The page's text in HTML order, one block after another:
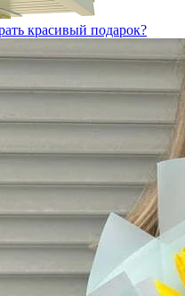
красивый подарок?